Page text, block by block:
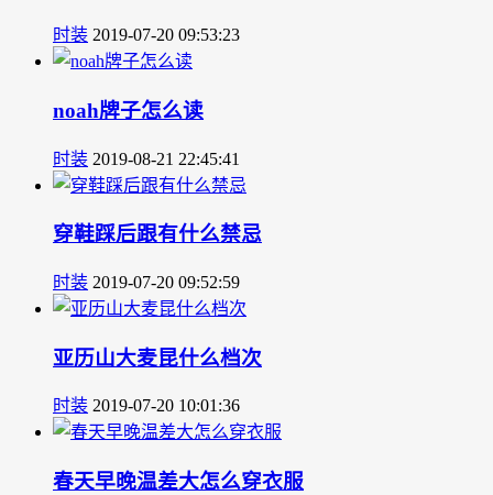
时装 2019-07-20 09:53:23
noah牌子怎么读
时装 2019-08-21 22:45:41
穿鞋踩后跟有什么禁忌
时装 2019-07-20 09:52:59
亚历山大麦昆什么档次
时装 2019-07-20 10:01:36
春天早晚温差大怎么穿衣服